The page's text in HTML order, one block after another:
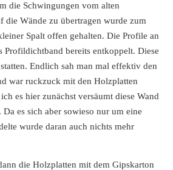
die Schwingungen vom alten
die Wände zu übertragen wurde zum
Spalt offen gehalten. Die Profile an
Profildichtband bereits entkoppelt. Diese
Endlich sah man mal effektiv den
war ruckzuck mit den Holzplatten
es hier zunächst versäumt diese Wand
es sich aber sowieso nur um eine
wurde daran auch nichts mehr
die Holzplatten mit dem Gipskarton